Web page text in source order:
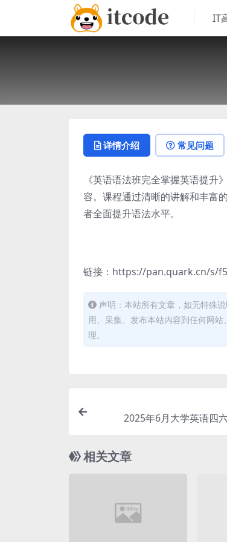
IT
详情介绍 常见问题
《英语语法班完全掌握英语提
容。课程通过清晰的讲解和丰富
者全面提升语法水平。
链接：https://pan.quark.cn/s/
声明：本站所有文章，如无特殊
用、采集、发布本站内容到任何网
理。
2025年6月大学英语四
相关文章